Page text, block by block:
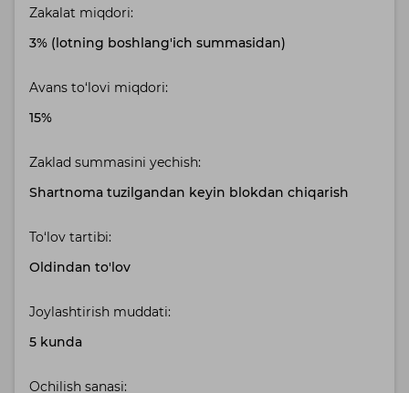
Zakalat miqdori:
3% (lotning boshlang'ich summasidan)
Avans to‘lovi miqdori:
15%
Zaklad summasini yechish:
Shartnoma tuzilgandan keyin blokdan chiqarish
To‘lov tartibi:
Oldindan to'lov
Joylashtirish muddati:
5 kunda
Ochilish sanasi: